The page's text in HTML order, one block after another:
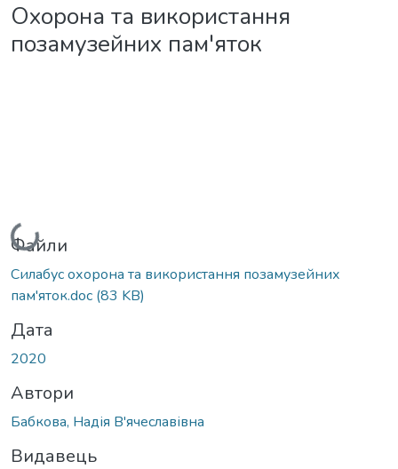
Охорона та використання
позамузейних пам'яток
Вантажиться...
Файли
Силабус охорона та використання позамузейних
пам'яток.doc (83 KB)
Дата
2020
Автори
Бабкова, Надія В'ячеславівна
Видавець